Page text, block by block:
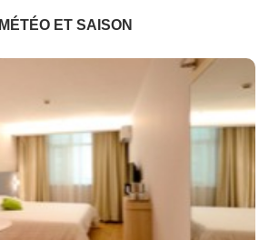
MÉTÉO ET SAISON